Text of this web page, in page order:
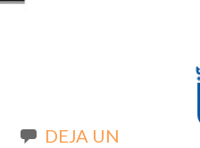
DEJA UN